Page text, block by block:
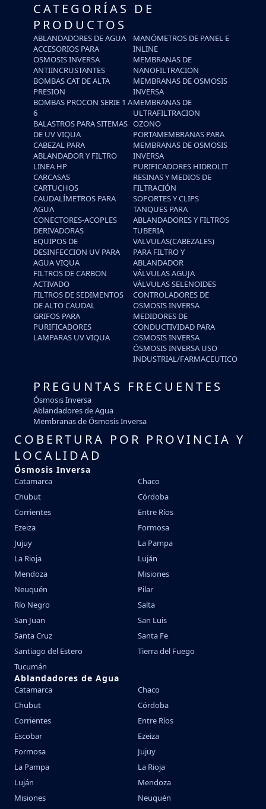
CATEGORÍAS DE
PRODUCTOS
ABLANDADORES DE AGUA
ACCESORIOS PARA
OSMOSIS INVERSA
ANTIINCRUSTANTES
BOMBAS CAT DE ALTA
PRESION
BOMBAS PROCON SERIE 1 A
6
BALASTROS PARA SITEMAS
DE UV VIQUA
CABEZAL PARA
ABLANDADOR Y FILTRO
LINEA HP
CARCASAS
CARTUCHOS
CAUDALÍMETROS PARA
AGUA
CONECTORES-ACOPLES
DERIVADORAS
EQUIPOS DE
DESINFECCION UV PARA
AGUA VIQUA
FILTROS DE CARBON
ACTIVADO
FILTROS DE SEDIMENTOS
DE ALTO CAUDAL
GRIFOS PARA
PURIFICADORES
LAMPARAS UV VIQUA
MANÓMETROS DE PANEL E
INLINE
MEMBRANAS DE
NANOFILTRACION
MEMBRANAS DE OSMOSIS
INVERSA
MEMBRANAS DE
ULTRAFILTRACION
OZONO
PORTAMEMBRANAS PARA
MEMBRANAS DE OSMOSIS
INVERSA
PURIFICADORES HIDROLIT
RESINAS Y MEDIOS DE
FILTRACIÓN
SOPORTES Y CLIPS
TANQUES PARA
ABLANDADORES Y FILTROS
TUBERIA
VALVULAS(CABEZALES)
PARA FILTRO Y
ABLANDADOR
VÁLVULAS AGUJA
VÁLVULAS SELENOIDES
CONTROLADORES DE
OSMOSIS INVERSA
MEDIDORES DE
CONDUCTIVIDAD PARA
OSMOSIS INVERSA
ÓSMOSIS INVERSA USO
INDUSTRIAL/FARMACEUTICO
PREGUNTAS FRECUENTES
Ósmosis Inversa
Ablandadores de Agua
Membranas de Ósmosis Inversa
COBERTURA POR PROVINCIA Y
LOCALIDAD
Ósmosis Inversa
Catamarca
Chaco
Chubut
Córdoba
Corrientes
Entre Ríos
Ezeiza
Formosa
Jujuy
La Pampa
La Rioja
Luján
Mendoza
Misiones
Neuquén
Pilar
Río Negro
Salta
San Juan
San Luis
Santa Cruz
Santa Fe
Santiago del Estero
Tierra del Fuego
Tucumán
Ablandadores de Agua
Catamarca
Chaco
Chubut
Córdoba
Corrientes
Entre Ríos
Escobar
Ezeiza
Formosa
Jujuy
La Pampa
La Rioja
Luján
Mendoza
Misiones
Neuquén